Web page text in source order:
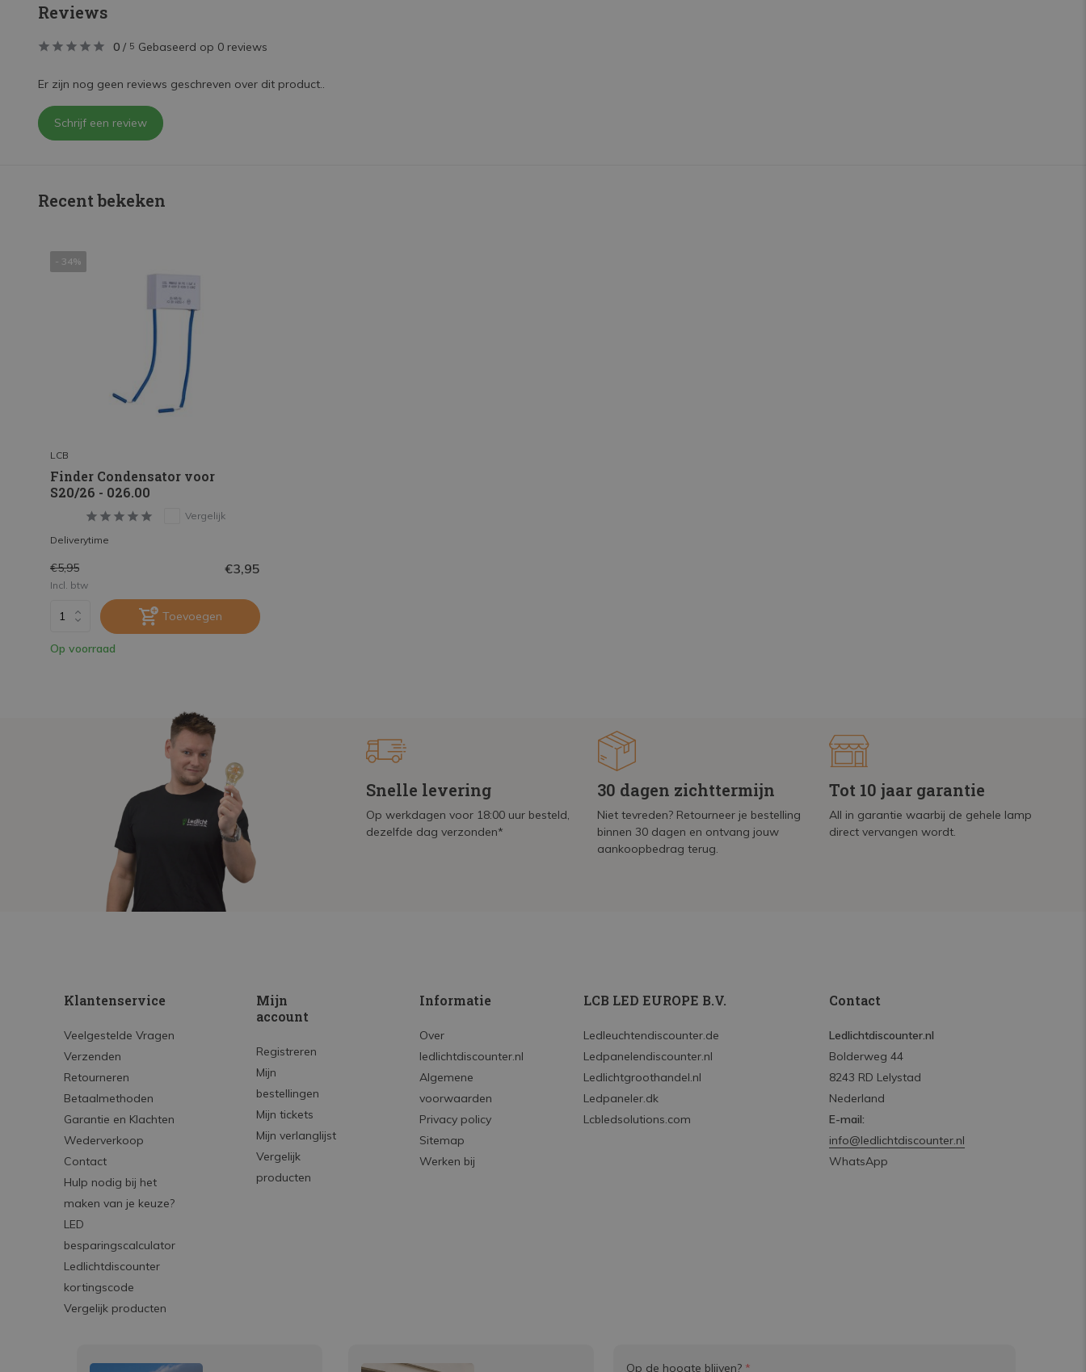
Reviews
0 / 5 Gebaseerd op 0 reviews
Er zijn nog geen reviews geschreven over dit product..
Schrijf een review
Recent bekeken
- 34%
LCB
Finder Condensator voor
S20/26 - 026.00
Vergelijk
Deliverytime
€5,95 €3,95
Incl. btw
Toevoegen
Op voorraad
Snelle levering
Op werkdagen voor 18:00 uur besteld,
dezelfde dag verzonden*
30 dagen zichttermijn
Niet tevreden? Retourneer je bestelling
binnen 30 dagen en ontvang jouw
aankoopbedrag terug.
Tot 10 jaar garantie
All in garantie waarbij de gehele lamp
direct vervangen wordt.
Klantenservice
Veelgestelde Vragen
Verzenden
Retourneren
Betaalmethoden
Garantie en Klachten
Wederverkoop
Contact
Hulp nodig bij het
maken van je keuze?
LED
besparingscalculator
Ledlichtdiscounter
kortingscode
Vergelijk producten
Mijn
account
Registreren
Mijn
bestellingen
Mijn tickets
Mijn verlanglijst
Vergelijk
producten
Informatie
Over
ledlichtdiscounter.nl
Algemene
voorwaarden
Privacy policy
Sitemap
Werken bij
LCB LED EUROPE B.V.
Ledleuchtendiscounter.de
Ledpanelendiscounter.nl
Ledlichtgroothandel.nl
Ledpaneler.dk
Lcbledsolutions.com
Contact
Ledlichtdiscounter.nl
Bolderweg 44
8243 RD Lelystad
Nederland
E-mail:
info@ledlichtdiscounter.nl
WhatsApp
Op de hoogte blijven? *